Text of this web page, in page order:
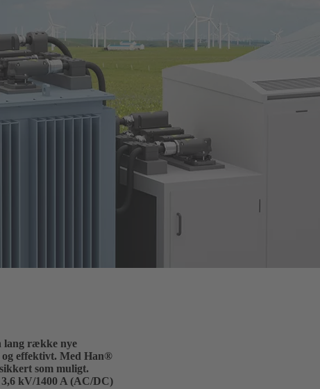
lang række nye
effektivt. Med Han®
som muligt.
kV/1400 A (AC/DC)